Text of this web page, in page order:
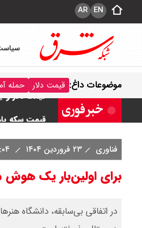
EN
AR
موضوعات داغ: قیمت دلار حمله
قیمت طلا و سکه امروز شنبه ۱۷
فناوری
۲۳ فروردین ۱۴۰۴
برای اولین‌بار یک
در اتفاقی بی‌سابقه، دانشگاه